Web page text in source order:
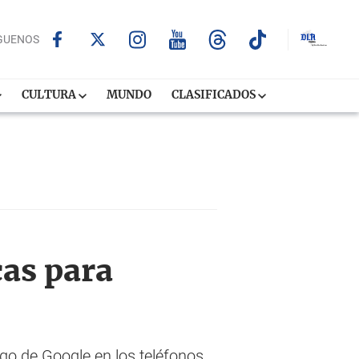
CULTURA MUNDO CLASIFICADOS
para